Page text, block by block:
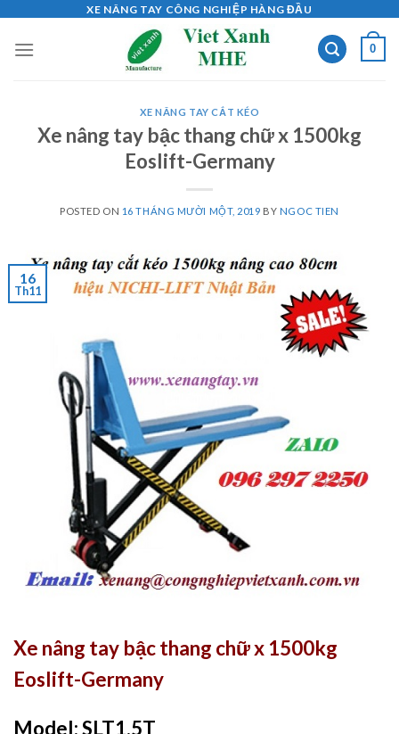
content
XE NÂNG TAY CÔNG NGHIỆP HÀNG ĐẦU
0
XE NÂNG TAY CẮT KÉO
Xe nâng tay bậc thang chữ x 1500kg
Eoslift-Germany
POSTED ON 16 THÁNG MƯỜI MỘT, 2019 BY NGOC TIEN
16
Th11
Xe nâng tay bậc thang chữ x 1500kg
Eoslift-Germany
Model: SLT1.5T